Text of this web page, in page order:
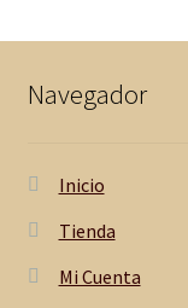
Navegador
Inicio
Tienda
Mi Cuenta